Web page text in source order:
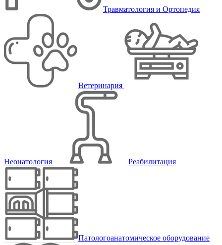
Травматология и Ортопедия
Ветеринария
Неонатология Реабилитация
Патологоанатомическое оборудование